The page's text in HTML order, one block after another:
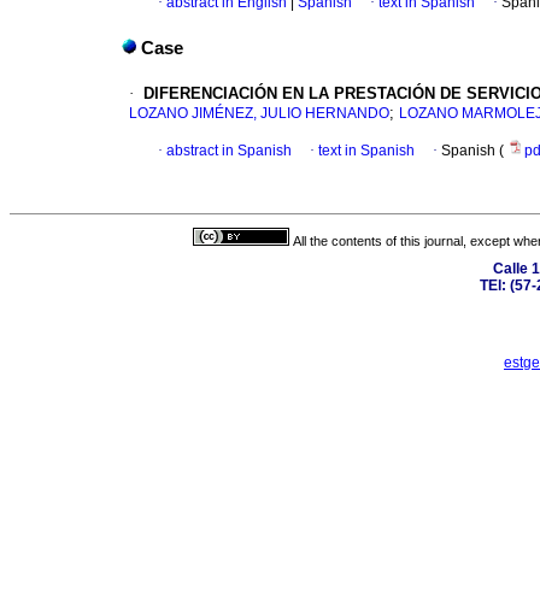
Case
· DIFERENCIACIÓN EN LA PRESTACIÓN DE
LOZANO JIMÉNEZ, JULIO HERNANDO; LOZANO
· abstract in Spanish · text in Spanish · Spanish (
All the contents of this journal, except
Calle
TEl: